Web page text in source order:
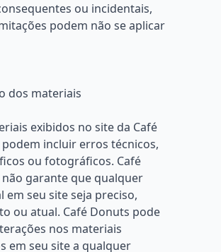
ou incidentais,
podem não se aplicar
dos materiais
exibidos no site da Café
incluir erros técnicos,
ou fotográficos. Café
garante que qualquer
em seu site seja preciso,
ou atual. Café Donuts pode
nos materiais
em seu site a qualquer